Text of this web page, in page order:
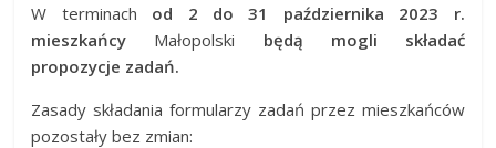
W terminach od 2 do 31 października 2023 r.
mieszkańcy Małopolski będą mogli składać
propozycje zadań.
Zasady składania formularzy zadań przez mieszkańców
pozostały bez zmian: